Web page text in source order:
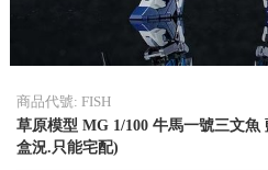
商品代號: FISH
草原模型 MG 1/100 牛馬一號三文
盒況.只能宅配)